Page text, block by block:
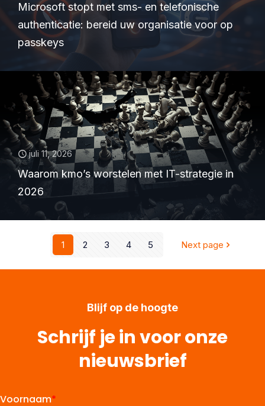
Microsoft stopt met sms- en telefonische
authenticatie: bereid uw organisatie voor op
passkeys
juli 11, 2026
Waarom kmo’s worstelen met IT-strategie in
2026
1 2 3 4 5 Next page
Blijf op de hoogte
Schrijf je in voor onze
nieuwsbrief